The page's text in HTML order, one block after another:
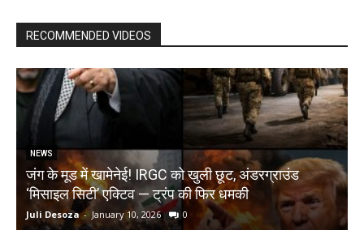
RECOMMENDED VIDEOS
NEWS
जंग के मूड में खामेनेई! IRGC को खुली छूट, अंडरग्राउंड
‘मिसाइल सिटी’ एक्टिव — ट्रंप की फिर धमकी
Juli Desoza - January 10, 2026 0